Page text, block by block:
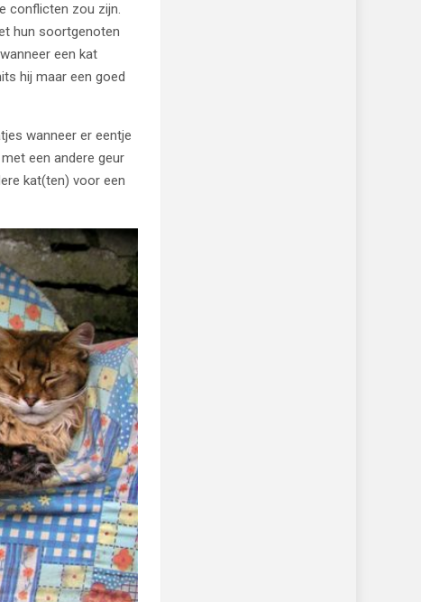
conflicten zou zijn.
hun soortgenoten
een kat
hij maar een goed
wanneer er eentje
een andere geur
kat(ten) voor een